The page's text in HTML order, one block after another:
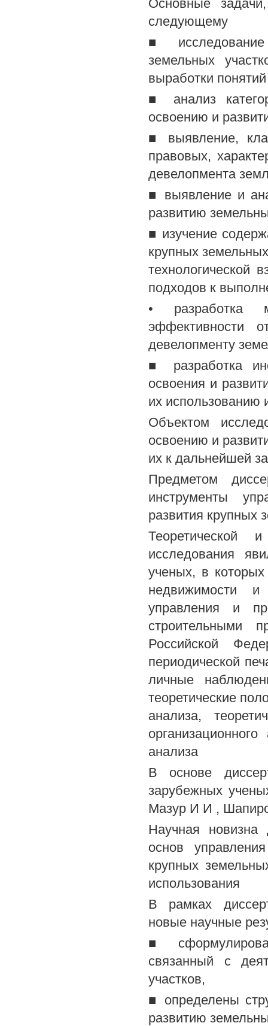
Основные
следующему
■ исследование
земельных
выработки
■ анализ
освоению и
■ выявление,
правовых,
девелопмента
■ выявление и
развитию
■ изучение
крупных
технологической
подходов к
• разработка
эффективности
девелопменту
■ разработка
освоения и
их использованию
Объектом
освоению и
их к дальнейшей
Предметом
инструменты
развития крупных
Теоретической
исследования
ученых, в
недвижимости и
управления и
строительными
Российской
периодической
личные
теоретические
анализа,
анализа
В основе
зарубежных
Мазур И И ,
Научная новизна
основ
крупных
использования
В рамках
новые научные
■
связанный с
участков,
■ определены
развитию